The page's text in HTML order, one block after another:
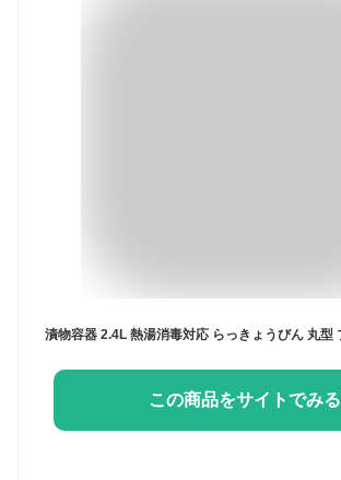
この商品をサイトでみる